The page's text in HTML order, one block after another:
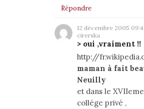
Répondre
12 décembre 2005
cirerska
> oui ,vraiment !!
http://
maman à fait
Neuilly
et dans le
collége privé ,